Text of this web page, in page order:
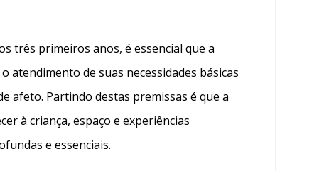
três primeiros anos, é essencial que a
atendimento de suas necessidades básicas
afeto. Partindo destas premissas é que a
à criança, espaço e experiências
e essenciais.